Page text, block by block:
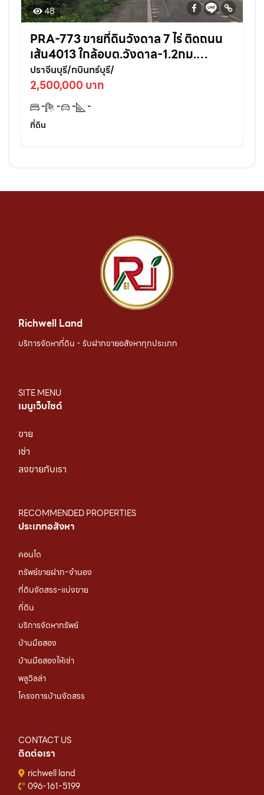
48
PRA-773 ขายที่ดินวังดาล 7 ไร่ ติดถนน
เส้น4013 ใกล้อบต.วังดาล-1.2กม.
อ.กบินทร์บุรี ปราจีนบุรี
ปราจีนบุรี/กบินทร์บุรี/
2,500,000 บาท
- - -
-
ที่ดิน
Richwell Land
บริการจัดหาที่ดิน - รับฝากขายอสังหาทุกประเภท
SITE MENU
เมนูเว็บไซต์
ขาย
เช่า
ลงขายกับเรา
RECOMMENDED PROPERTIES
ประเภทอสังหา
คอนโด
ทรัพย์ขายฝาก-จำนอง
ที่ดินจัดสรร-แบ่งขาย
ที่ดิน
บริการจัดหาทรัพย์
บ้านมือสอง
บ้านมือสองให้เช่า
พลูวิลล่า
โครงการบ้านจัดสรร
CONTACT US
ติดต่อเรา
richwell land
096-161-5199